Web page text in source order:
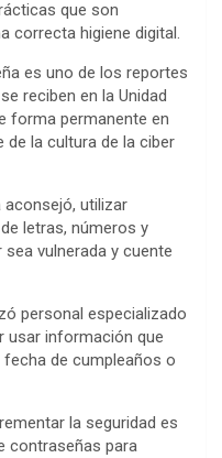
que son
correcta higiene digital.
es uno de los reportes
reciben en la Unidad
forma permanente en
la cultura de la ciber
aconsejó, utilizar
letras, números y
vulnerada y cuente
personal especializado
usar información que
de cumpleaños o
la seguridad es
contraseñas para